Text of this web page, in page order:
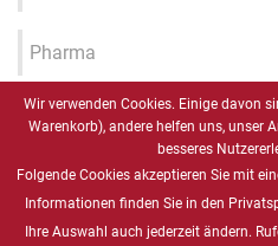
Pharma
Industrie 4.0 / IIOT / Smart
Gesundheitswesen
Wir verwenden Cookies. Einige davon
Warenkorb), andere helfen uns, unser
besseres
Folgende Cookies akzeptieren Sie mit
Informationen finden Sie in den
Ihre Auswahl auch jederzeit ändern.